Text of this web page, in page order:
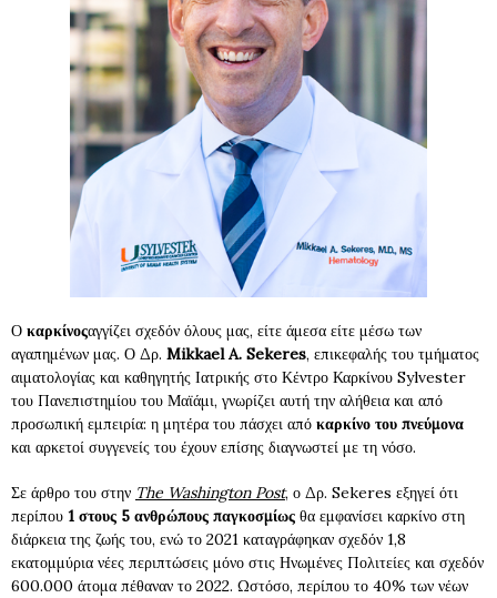
Ο καρκίνοςαγγίζει σχεδόν όλους μας, είτε άμεσα είτε μέσω των
αγαπημένων μας. Ο Δρ. Mikkael A. Sekeres, επικεφαλής του τμήματος
αιματολογίας και καθηγητής Ιατρικής στο Κέντρο Καρκίνου Sylvester
του Πανεπιστημίου του Μαϊάμι, γνωρίζει αυτή την αλήθεια και από
προσωπική εμπειρία: η μητέρα του πάσχει από καρκίνο του πνεύμονα
και αρκετοί συγγενείς του έχουν επίσης διαγνωστεί με τη νόσο.
Σε άρθρο του στην The Washington Post, ο Δρ. Sekeres εξηγεί ότι
περίπου 1 στους 5 ανθρώπους παγκοσμίως θα εμφανίσει καρκίνο στη
διάρκεια της ζωής του, ενώ το 2021 καταγράφηκαν σχεδόν 1,8
εκατομμύρια νέες περιπτώσεις μόνο στις Ηνωμένες Πολιτείες και σχεδόν
600.000 άτομα πέθαναν το 2022. Ωστόσο, περίπου το 40% των νέων